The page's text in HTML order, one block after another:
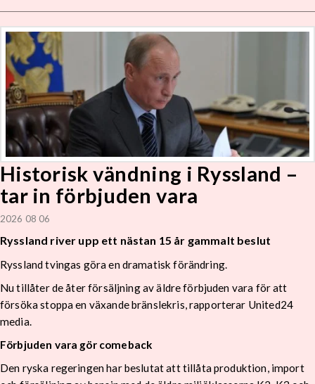
Historisk vändning i Ryssland –
tar in förbjuden vara
2026 08 06
Ryssland river upp ett nästan 15 år gammalt beslut
Ryssland tvingas göra en dramatisk förändring.
Nu tillåter de åter försäljning av äldre förbjuden vara för att
försöka stoppa en växande bränslekris, rapporterar United24
media.
Förbjuden vara gör comeback
Den ryska regeringen har beslutat att tillåta produktion, import